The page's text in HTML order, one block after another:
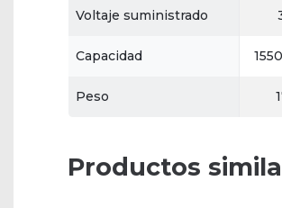
Voltaje suministrado
Capacidad
Peso
Productos